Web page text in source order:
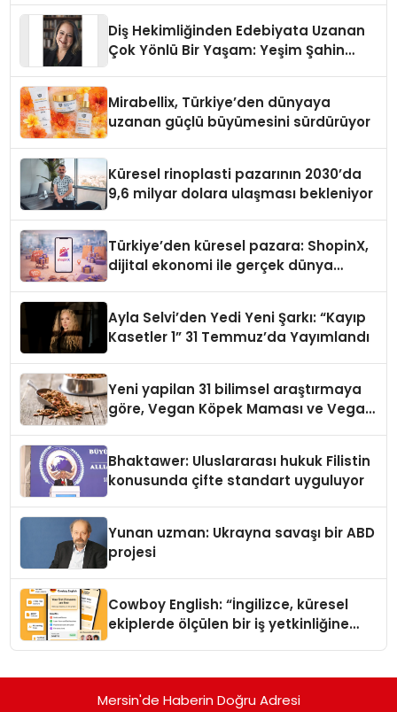
Diş Hekimliğinden Edebiyata Uzanan
Çok Yönlü Bir Yaşam: Yeşim Şahin
Mirabellix, Türkiye’den dünyaya
uzanan güçlü büyümesini sürdürüyor
Küresel rinoplasti pazarının 2030’da
9,6 milyar dolara ulaşması bekleniyor
Türkiye’den küresel pazara: ShopinX,
dijital ekonomi ile gerçek dünya
Ayla Selvi’den Yedi Yeni Şarkı: “Kayıp
Kasetler 1” 31 Temmuz’da Yayımlandı
Yeni yapilan 31 bilimsel araştırmaya
göre, Vegan Köpek Maması ve Vegan
Bhaktawer: Uluslararası hukuk Filistin
konusunda çifte standart uyguluyor
Yunan uzman: Ukrayna savaşı bir ABD
projesi
Cowboy English: “İngilizce, küresel
ekiplerde ölçülen bir iş yetkinliğine
Mersin'de Haberin Doğru Adresi